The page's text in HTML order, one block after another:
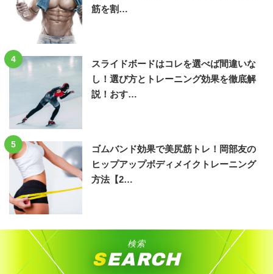
筋を割…
4
スライドボードはコレを選べば間違いな
し！選び方とトレーニング効果を徹底解
説！おす…
5
ゴムバンド効果で美尻筋トレ！岡部友の
ヒップアップボディメイクトレーニング
方法【2…
検索
SEARCH